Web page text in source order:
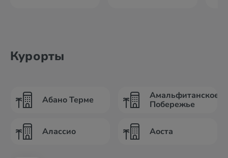
Курорты
Абано Терме
Алассио
Амальфитанское
Побережье
Аоста